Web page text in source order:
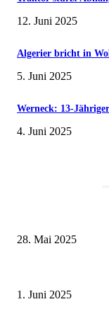
12. Juni 2025
Algerier bricht in
5. Juni 2025
Werneck: 13-
4. Juni 2025
28. Mai 2025
1. Juni 2025